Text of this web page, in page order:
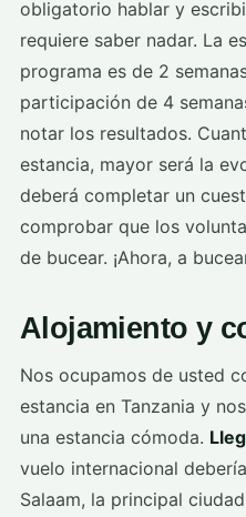
obligatorio hablar y
requiere saber nadar. La
programa es de 2
participación de 4
notar los resultados.
estancia, mayor será la
deberá completar un
comprobar que los
de bucear. ¡Ahora, a
Alojamiento y
Nos ocupamos de usted
estancia en Tanzania y
una estancia cómoda.
vuelo internacional
Salaam, la principal